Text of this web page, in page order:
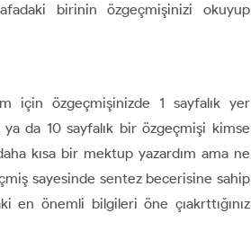
birinin özgeçmişinizi okuyup
için özgeçmişinizde 1 sayfalık yer
ya da 10 sayfalık bir özgeçmişi kimse
kısa bir mektup yazardım ama ne
sayesinde sentez becerisine sahip
en önemli bilgileri öne çıakrttığınız